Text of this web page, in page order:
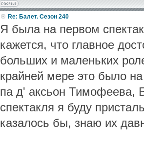
Re: Балет. Сезон 240
Я была на первом
кажется, что главное
больших и маленьких
крайней мере это было
па д' аксьон Тимофеева,
спектакля я буду
казалось бы, знаю их